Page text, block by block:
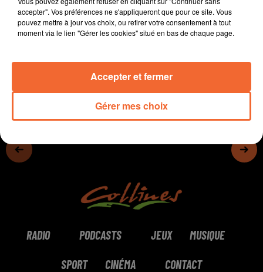
sera coachée la saison prochaine par Philipp
Bangelmann (photo à gauche)
RADIO PODCASTS JEUX MUSIQUE
SPORT CINÉMA CONTACT
accepter". Vos préférences ne s'appliqueront que pour ce site. Vous
pouvez mettre à jour vos choix, ou retirer votre consentement à tout
moment via le lien "Gérer les cookies" situé en bas de chaque page.
Gérer mes choix
Accepter et fermer